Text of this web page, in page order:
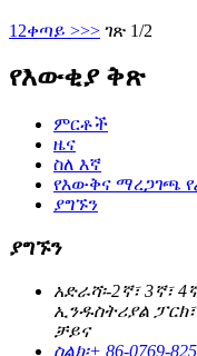
1 2ቀጣይ >>> ገጽ 1/2
የእውቂያ ቅጽ
ምርቶች
ዜና
ስለ እኛ
የእውቅና ማረጋገጫ
ያግኙን
ያግኙን
አድራሻ፡-2ኛ፣ 3ኛ፣
ኢንዱስትሪያል ፓርክ፣
ቻይና
ስልክ፡+ 86-0769-